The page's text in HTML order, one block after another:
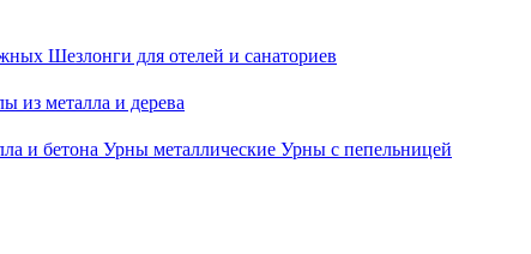
Шезлонги для отелей и санаториев
из металла и дерева
и бетона Урны металлические Урны с пепельницей